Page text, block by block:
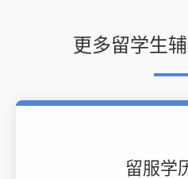
更多留学生
留服学